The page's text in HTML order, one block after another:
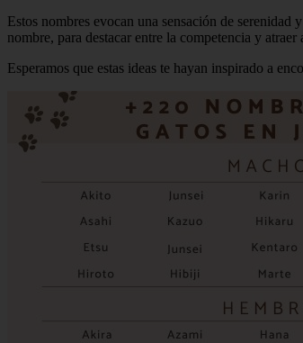
Estos nombres evocan una sensación de
nombre, para destacar entre la competencia y atraer
Esperamos que estas ideas te hayan inspirado a